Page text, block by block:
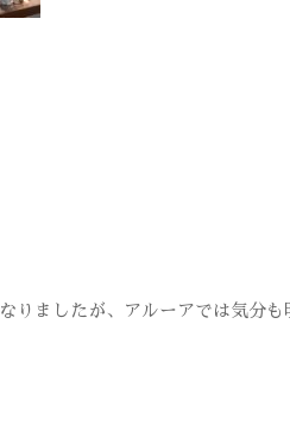
りましたが、アルーアでは気分